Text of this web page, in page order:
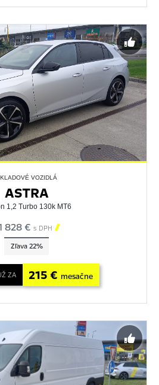
VOZIDLÁ
ASTRA
1,2 Turbo 130k MT6
828 €s DPH 
Zľava 22%
ZA 215 € mesačne